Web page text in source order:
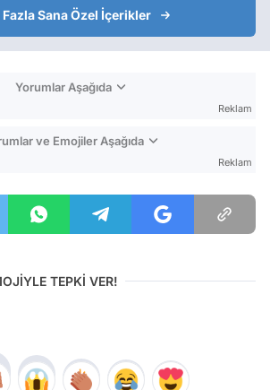
Fazla Sana Özel İçerikler
Yorumlar Aşağıda
Reklam
ve Emojiler Aşağıda
Reklam
TEPKİ VER!